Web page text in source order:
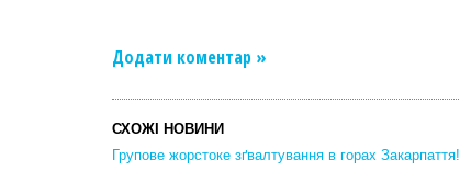
Додати коментар »
СХОЖІ НОВИНИ
Групове жорстоке зґвалтування в горах Закарпаття!